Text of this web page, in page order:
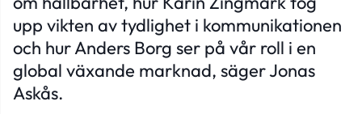
upp vikten av tydlighet i kommunikationen
och hur Anders Borg ser på vår roll i en
global växande marknad, säger Jonas
Askås.